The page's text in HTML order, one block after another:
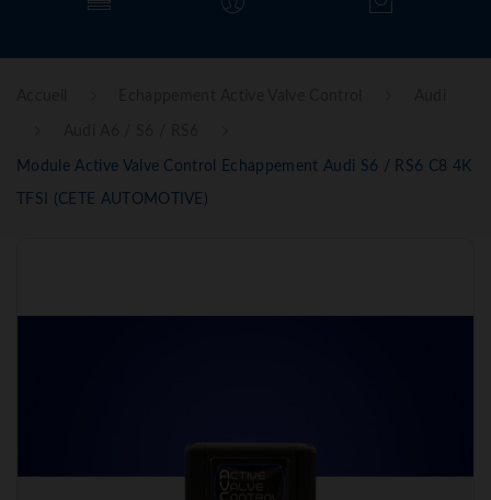
Module Active Valve Control Echappement Audi S6 / RS6 C8 4K
TFSI (CETE AUTOMOTIVE)